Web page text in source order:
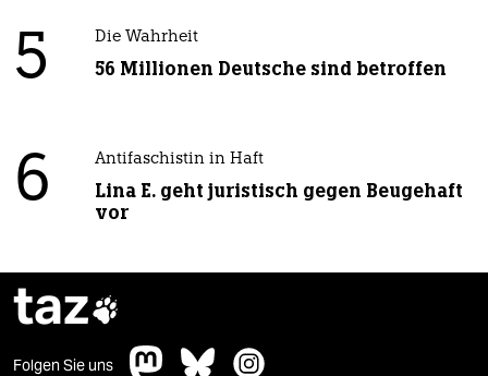
5 Die Wahrheit
56 Millionen Deutsche sind betroffen
6 Antifaschistin in Haft
Lina E. geht juristisch gegen Beugehaft
vor
taz
Folgen Sie uns